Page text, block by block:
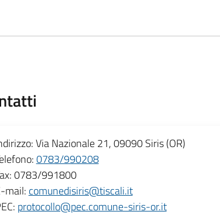
Via Nazionale 21, 09090 Siris (OR)
0783/990208
0783/991800
mail: comunedisiris@tiscali.it
protocollo@pec.comune-siris-or.it